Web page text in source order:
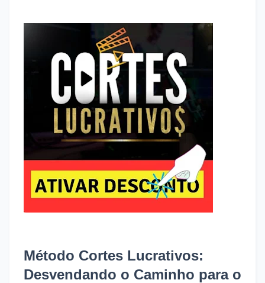
Método Cortes Lucrativos:
Desvendando o Caminho para o